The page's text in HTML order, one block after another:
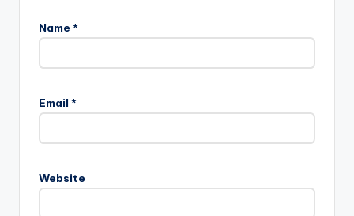
Name *
Email *
Website